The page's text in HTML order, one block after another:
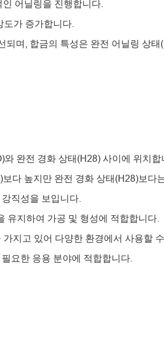
어닐링을 진행합니다.
가 증가합니다.
며, 합금의 특성은 완전 어닐링 상
완전 경화 상태(H28) 사이에 위치합
다 높지만 완전 경화 상태(H28)보다
직성을 보입니다.
유지하여 가공 및 형성에 적합합니다.
지고 있어 다양한 환경에서 사용할
요한 응용 분야에 적합합니다.